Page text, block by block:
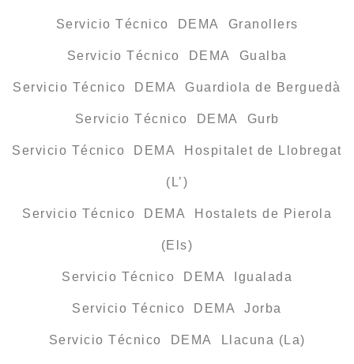
Servicio Técnico DEMA Granollers
Servicio Técnico DEMA Gualba
Servicio Técnico DEMA Guardiola de Berguedà
Servicio Técnico DEMA Gurb
Servicio Técnico DEMA Hospitalet de Llobregat
(L’)
Servicio Técnico DEMA Hostalets de Pierola
(Els)
Servicio Técnico DEMA Igualada
Servicio Técnico DEMA Jorba
Servicio Técnico DEMA Llacuna (La)